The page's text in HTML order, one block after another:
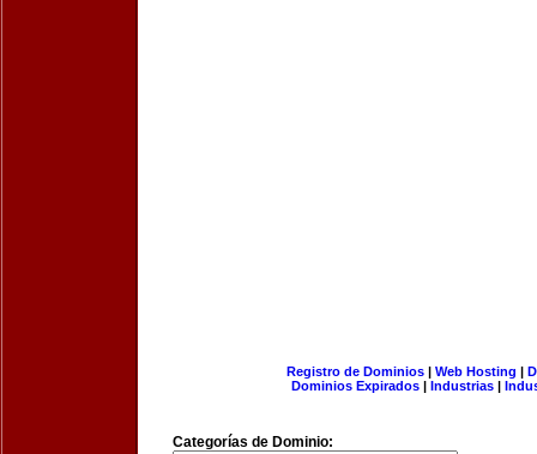
Registro de Dominios| Web Hosting |
Dominios Expirados | Industrias |
Categorías de Dominio: